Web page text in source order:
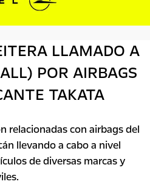
LLAMADO A
POR AIRBAGS
TAKATA
relacionadas con airbags del
llevando a cabo a nivel
de diversas marcas y